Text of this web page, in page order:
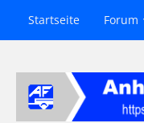
Startseite Forum